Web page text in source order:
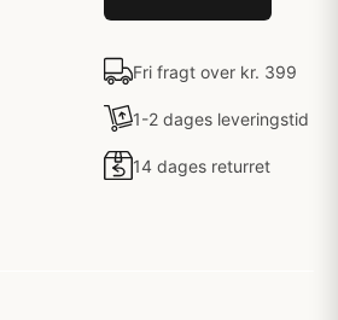
Fri fragt over kr. 399
1-2 dages leveringstid
14 dages returret